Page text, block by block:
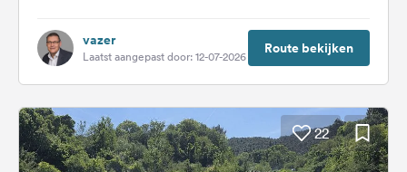
social
media
Facebook
Instagram
vazer
Laatst aangepast door: 12-07-2026 Route bekijken
22